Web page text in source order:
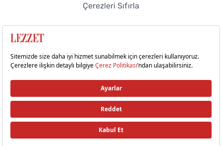
Çerezleri Sıfırla
© 2026 Lezzet Online. Tüm hakları saklıdır.